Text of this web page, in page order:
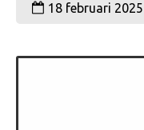
18 februari 2025